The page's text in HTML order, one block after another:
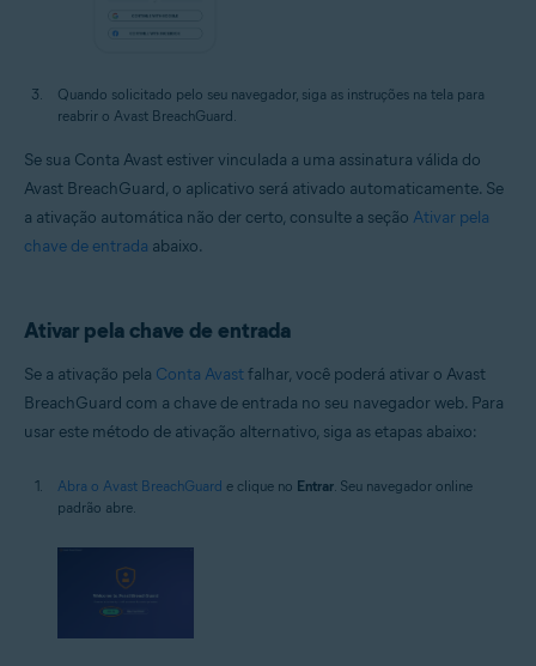
Quando solicitado pelo seu navegador, siga as instruções na tela para
reabrir o Avast BreachGuard.
Se sua Conta Avast estiver vinculada a uma assinatura válida do
Avast BreachGuard, o aplicativo será ativado automaticamente. Se
a ativação automática não der certo, consulte a seção Ativar pela
chave de entrada abaixo.
Ativar pela chave de entrada
Se a ativação pela Conta Avastfalhar, você poderá ativar o Avast
BreachGuard com a chave de entrada no seu navegador web. Para
usar este método de ativação alternativo, siga as etapas abaixo:
Abra o Avast BreachGuard e clique no Entrar . Seu navegador online
padrão abre.